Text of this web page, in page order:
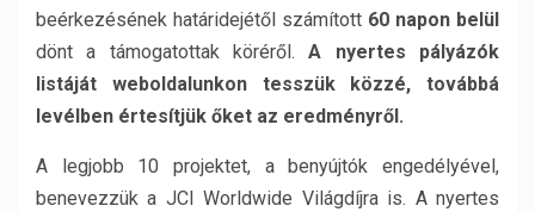
beérkezésének határidejétől számított 60 napon belül
dönt a támogatottak köréről.A nyertes pályázók
listáját weboldalunkon tesszük közzé, továbbá
levélben értesítjük őket az eredményről.
A legjobb 10 projektet, a benyújtók engedélyével,
benevezzük a JCI Worldwide Világdíjra is. A nyertes